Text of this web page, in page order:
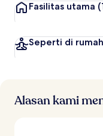
Fasilitas utama
Seperti di
Alasan kami